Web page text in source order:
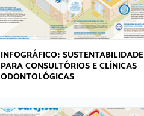
INFOGRÁFICO: SUSTENTABILIDADE
PARA CONSULTÓRIOS E CLÍNICAS
ODONTOLÓGICAS